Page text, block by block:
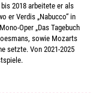
2018 arbeitete er als
er Verdis „Nabucco“ in
Oper „Das Tagebuch
sowie Mozarts
setzte. Von 2021-2025